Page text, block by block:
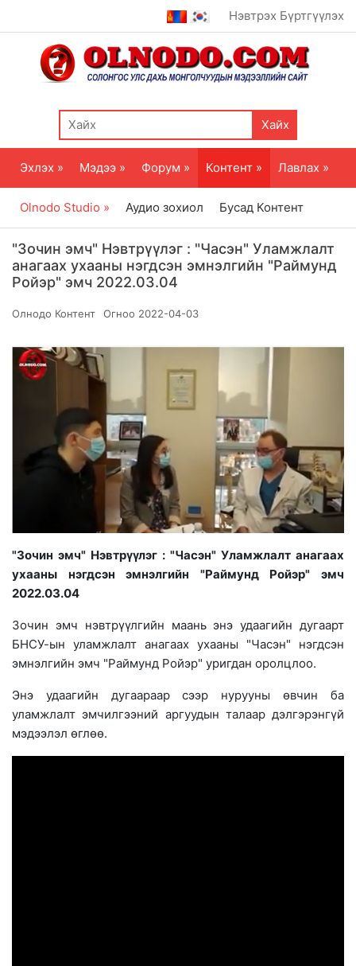
Нэвтрэх Бүртгүүлэх
Хайх
Эхлэх » Мэдээ » Форум » Контент » Лавлах »
Olnodo Studio » Аудио зохиол Бусад Контент
"Зочин эмч" Нэвтрүүлэг : "Часэн" Уламжлалт
анагаах ухааны нэгдсэн эмнэлгийн "Раймунд
Ройэр" эмч 2022.03.04
Олнодо Контент Огноо 2022-04-03
"Зочин эмч" Нэвтрүүлэг : "Часэн" Уламжлалт анагаах
ухааны нэгдсэн эмнэлгийн "Раймунд Ройэр" эмч
2022.03.04
Зочин эмч нэвтрүүлгийн маань энэ удаагийн дугаарт
БНСУ-ын уламжлалт анагаах ухааны "Часэн" нэгдсэн
эмнэлгийн эмч "Раймунд Ройэр" уригдан оролцлоо.
Энэ удаагийн дугаараар сээр нурууны өвчин ба
уламжлалт эмчилгээний аргуудын талаар дэлгэрэнгүй
мэдээлэл өглөө.